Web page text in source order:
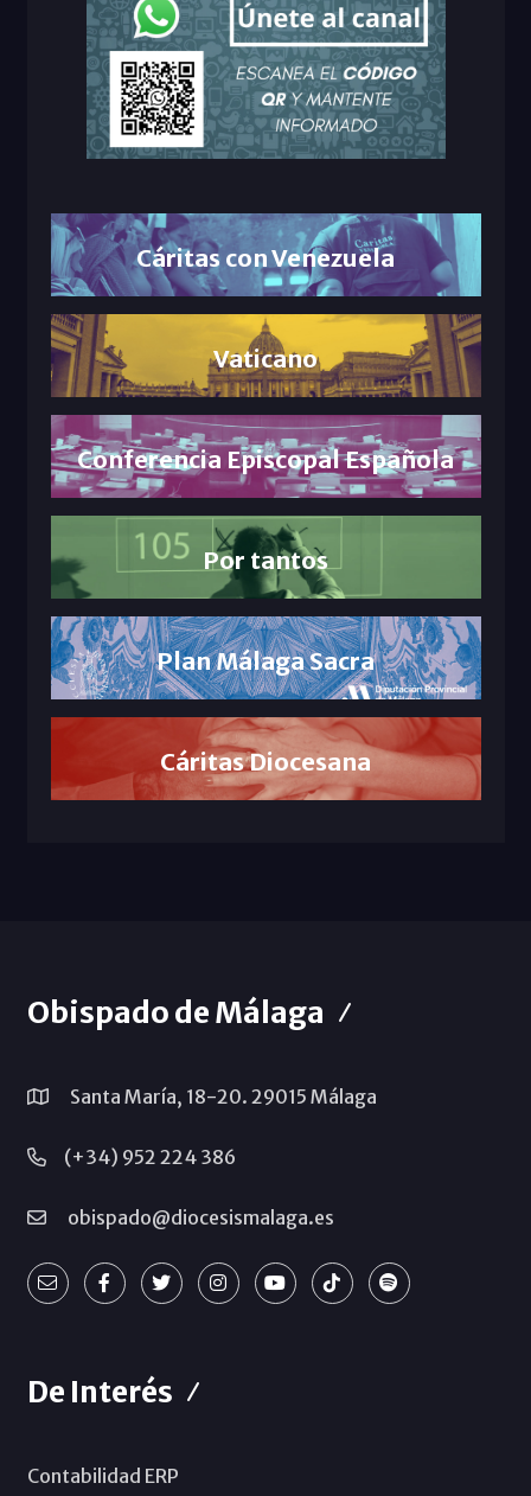
Cáritas con Venezuela
Vaticano
Conferencia Episcopal Española
Por tantos
Plan Málaga Sacra
Cáritas Diocesana
Obispado de Málaga
Santa María, 18-20. 29015 Málaga
(+34) 952 224 386
obispado@diocesismalaga.es
De Interés
Contabilidad ERP